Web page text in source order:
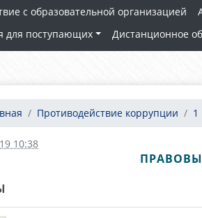
с образовательной организацией
для поступающих
Дистанционное
Противодействие коррупции 1
10:38